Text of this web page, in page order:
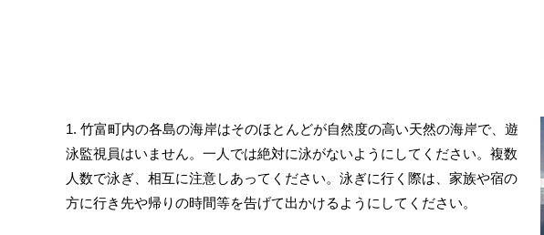
1. 竹富町内の各島の海岸はそのほとんどが自然度の高い天然の海岸で、遊
泳監視員はいません。一人では絶対に泳がないようにしてください。複数
人数で泳ぎ、相互に注意しあってください。泳ぎに行く際は、家族や宿の
方に行き先や帰りの時間等を告げて出かけるようにしてください。